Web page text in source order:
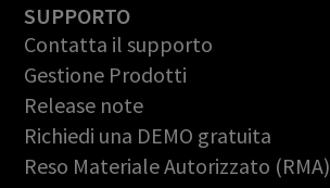
SUPPORTO
Contatta il supporto
Gestione Prodotti
Release note
Richiedi una DEMO gratuita
Reso Materiale Autorizzato (RMA)